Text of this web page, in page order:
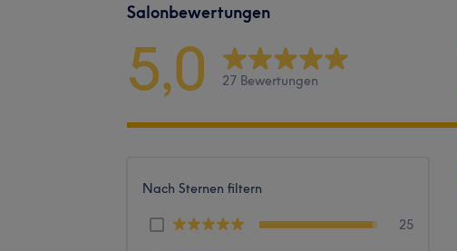
Salonbewertungen
5,0 27 Bewertungen
Nach Sternen filtern
25